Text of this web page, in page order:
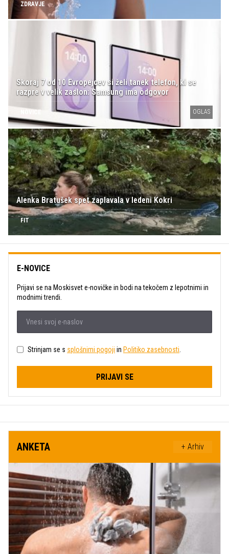
ZDRAVJE
Skoraj 7 od 10 Evropejcev si želi tanek telefon, ki se
razpre v velik zaslon: Samsung ima odgovor
OGLAS
Alenka Bratušek spet zaplavala v ledeni Kokri
FIT
E-NOVICE
Prijavi se na Moskisvet e-novičke in bodi na tekočem z lepotnimi in
modnimi trendi.
Strinjam se s splošnimi pogoji in Politiko zasebnosti
PRIJAVI SE
ANKETA + Arhiv